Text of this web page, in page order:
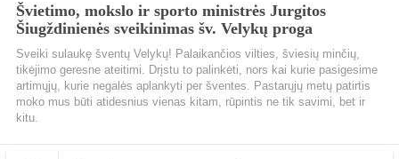
Švietimo, mokslo ir sporto ministrės Jurgitos
Šiugždinienės sveikinimas šv. Velykų proga
Sveiki sulaukę šventų Velykų! Palaikančios vilties, šviesių minčių,
tikėjimo geresne ateitimi. Drįstu to palinkėti, nors kai kurie pasigesime
artimųjų, kurie negalės aplankyti per šventes. Pastarųjų metų patirtis
moko mus būti atidesnius vienas kitam, rūpintis ne tik savimi, bet ir
kitu.